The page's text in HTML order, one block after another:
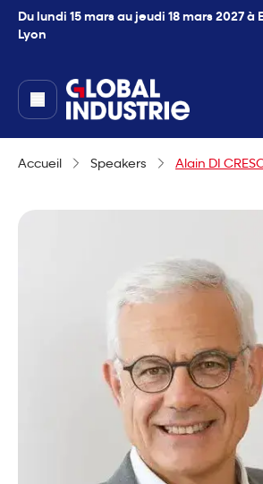
Du lundi 15 mars au jeudi 18 mars 2027 à
Lyon
page.home
Accueil Speakers Alain DI